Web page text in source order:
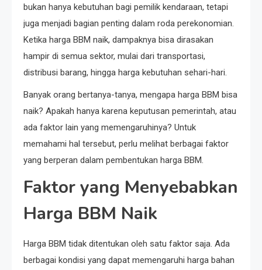
bukan hanya kebutuhan bagi pemilik kendaraan, tetapi
juga menjadi bagian penting dalam roda perekonomian.
Ketika harga BBM naik, dampaknya bisa dirasakan
hampir di semua sektor, mulai dari transportasi,
distribusi barang, hingga harga kebutuhan sehari-hari.
Banyak orang bertanya-tanya, mengapa harga BBM bisa
naik? Apakah hanya karena keputusan pemerintah, atau
ada faktor lain yang memengaruhinya? Untuk
memahami hal tersebut, perlu melihat berbagai faktor
yang berperan dalam pembentukan harga BBM.
Faktor yang Menyebabkan
Harga BBM Naik
Harga BBM tidak ditentukan oleh satu faktor saja. Ada
berbagai kondisi yang dapat memengaruhi harga bahan